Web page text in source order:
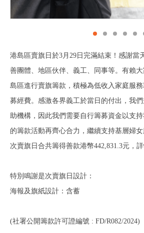
港島區賣旗日於3月29日完滿結束！感謝當
善團體、地區伙伴、義工、同事等。有賴
島區進行賣旗籌款，積極為低收入家庭服
募經費。感激各界義工於當日的付出，我
助機構，因此我們需要自行籌募資金以支
的籌款活動再齊心合力，繼續支持基層婦
次賣旗日合共籌得善款港幣442,831.3元，
特別鳴謝是次賣旗日設計：
海報及旗紙設計：含蓄
(社署公開籌款許可證編號 : FD/R082/2024)